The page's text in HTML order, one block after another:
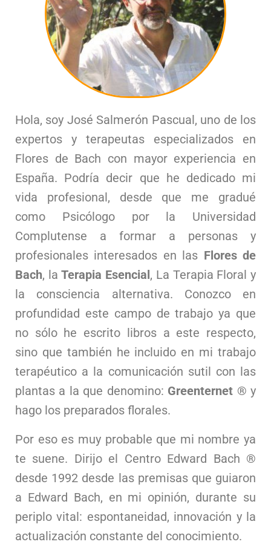
Hola, soy José Salmerón Pascual, uno de los
expertos y terapeutas especializados en
Flores de Bach con mayor experiencia en
España. Podría decir que he dedicado mi
vida profesional, desde que me gradué
como Psicólogo por la Universidad
Complutense a formar a personas y
profesionales interesados en las Flores de
Bach, laTerapia Esencial , La Terapia Floral y
la consciencia alternativa. Conozco en
profundidad este campo de trabajo ya que
no sólo he escrito libros a este respecto,
sino que también he incluido en mi trabajo
terapéutico a la comunicación sutil con las
plantas a la que denomino: Greenternet ® y
hago los preparados florales.
Por eso es muy probable que mi nombre ya
te suene. Dirijo el Centro Edward Bach ®
desde 1992 desde las premisas que guiaron
a Edward Bach, en mi opinión, durante su
periplo vital: espontaneidad, innovación y la
actualización constante del conocimiento.